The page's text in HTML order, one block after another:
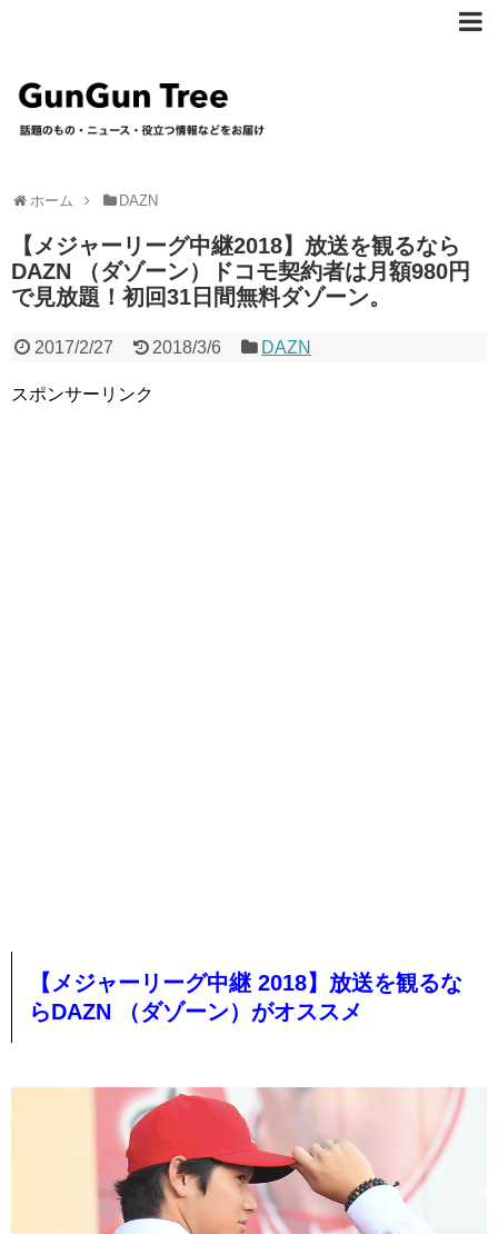
ホーム DAZN
【メジャーリーグ中継2018】放送を観るなら
DAZN （ダゾーン）ドコモ契約者は月額980円
で見放題！初回31日間無料ダゾーン。
2017/2/27 2018/3/6 DAZN
スポンサーリンク
【メジャーリーグ中継 2018】放送を観るな
らDAZN （ダゾーン）がオススメ